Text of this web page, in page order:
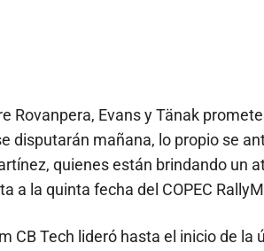
Rovanpera, Evans y Tänak
disputarán mañana, lo propio se
quienes están brindando un
a la quinta fecha del COPEC
CB Tech lideró hasta el inicio de la